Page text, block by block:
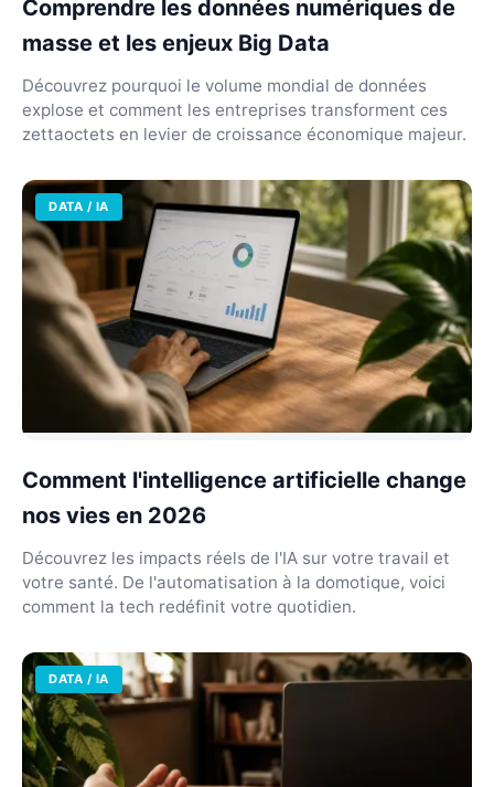
Comprendre les données numériques de
masse et les enjeux Big Data
Découvrez pourquoi le volume mondial de données
explose et comment les entreprises transforment ces
zettaoctets en levier de croissance économique majeur.
DATA / IA
Comment l'intelligence artificielle change
nos vies en 2026
Découvrez les impacts réels de l'IA sur votre travail et
votre santé. De l'automatisation à la domotique, voici
comment la tech redéfinit votre quotidien.
DATA / IA